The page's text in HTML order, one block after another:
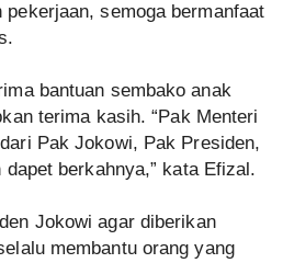
pekerjaan, semoga bermanfaat
bantuan sembako anak
terima kasih. “Pak Menteri
Pak Jokowi, Pak Presiden,
berkahnya,” kata Efizal.
Jokowi agar diberikan
membantu orang yang